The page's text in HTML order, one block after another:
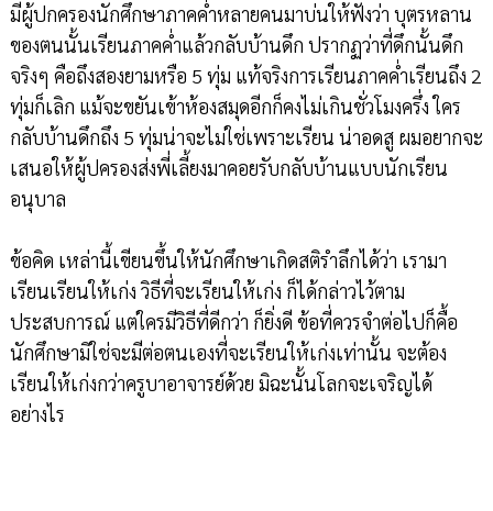
มีผู้ปกครองนักศึกษาภาคค่ำหลายคนมาบ่นให้ฟังว่า บุตรหลาน
ของตนนั้นเรียนภาคค่ำแล้วกลับบ้านดึก ปรากฏว่าที่ดึกนั้นดึก
จริงๆ คือถึงสองยามหรือ 5 ทุ่ม แท้จริงการเรียนภาคค่ำเรียนถึง 2
ทุ่มก็เลิก แม้จะขยันเข้าห้องสมุดอีกก็คงไม่เกินชั่วโมงครึ่ง ใคร
กลับบ้านดึกถึง 5 ทุ่มน่าจะไม่ใช่เพราะเรียน น่าอดสู ผมอยากจะ
เสนอให้ผู้ปครองส่งพี่เลี้ยงมาคอยรับกลับบ้านแบบนักเรียน
อนุบาล
ข้อคิด เหล่านี้เขียนขึ้นให้นักศึกษาเกิดสติรำลึกได้ว่า เรามา
เรียนเรียนให้เก่ง วิธีที่จะเรียนให้เก่ง ก็ได้กล่าวไว้ตาม
ประสบการณ์ แต่ใครมีวิธีที่ดีกว่า ก็ยิ่งดี ข้อที่ควรจำต่อไปก็คื้อ
นักศึกษามิใช่จะมีต่อตนเองที่จะเรียนให้เก่งเท่านั้น จะต้อง
เรียนให้เก่งกว่าครูบาอาจารย์ด้วย มิฉะนั้นโลกจะเจริญได้
อย่างไร